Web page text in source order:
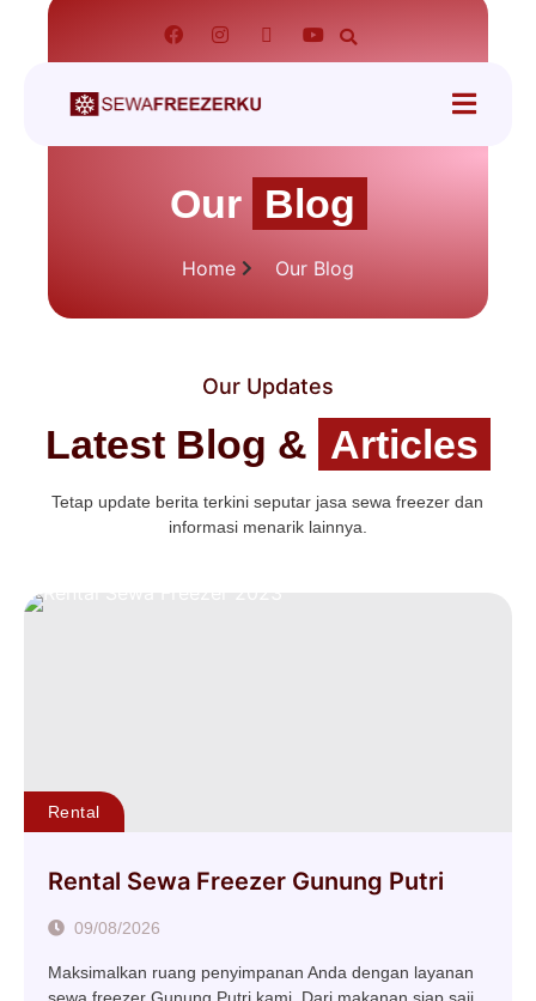
Our Blog
Home Our Blog
Our Updates
Latest Blog & Articles
Tetap update berita terkini seputar jasa sewa freezer dan
informasi menarik lainnya.
Rental
Rental Sewa Freezer Gunung Putri
09/08/2026
Maksimalkan ruang penyimpanan Anda dengan layanan